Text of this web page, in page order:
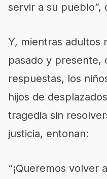
servir a su pueblo”,
Y, mientras adultos
pasado y presente,
respuestas, los
hijos de
tragedia sin
justicia, entonan:
“¡Queremos volver